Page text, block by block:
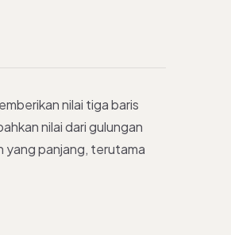
nilai tiga baris
nilai dari gulungan
yang panjang, terutama